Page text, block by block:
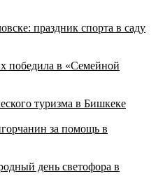
праздник спорта в саду
победила в «Семейной
туризма в Бишкеке
за помощь в
день светофора в